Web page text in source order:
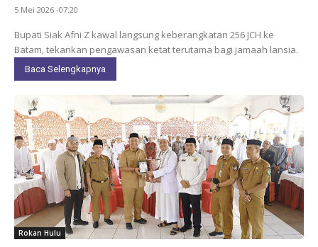
5 Mei 2026 -07:20
Bupati Siak Afni Z kawal langsung keberangkatan 256 JCH ke
Batam, tekankan pengawasan ketat terutama bagi jamaah lansia.
Baca Selengkapnya
Rokan Hulu